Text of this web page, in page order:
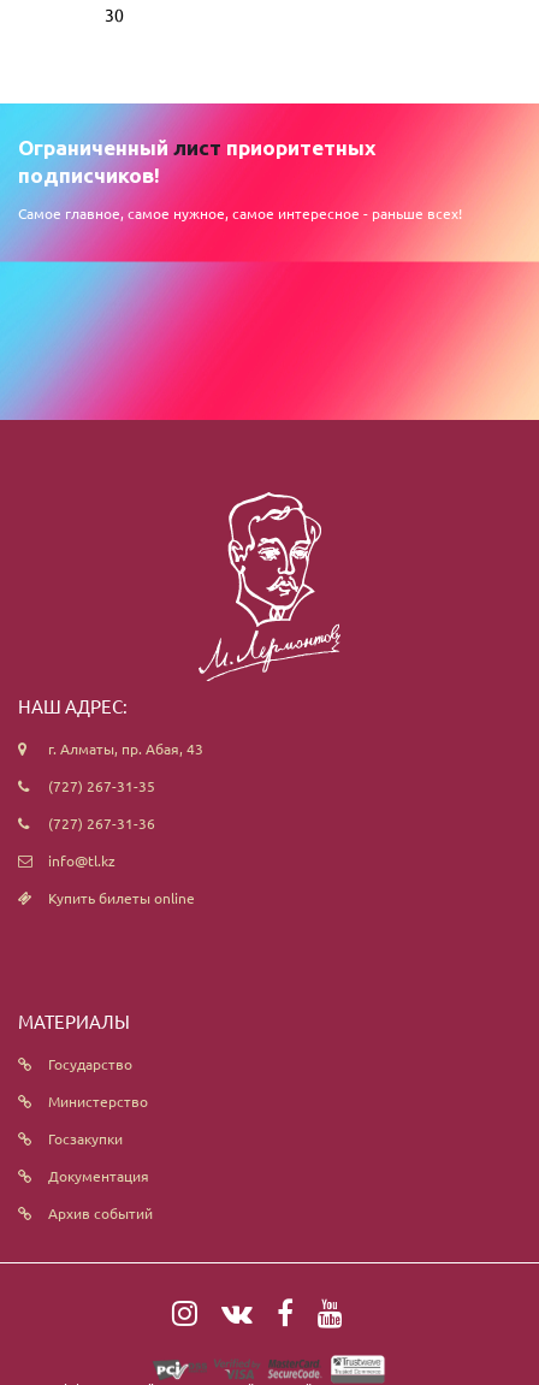
30
Ограниченный лист приоритетных
подписчиков!
Самое главное, самое нужное, самое интересное - раньше всех!
НАШ АДРЕС:
г. Алматы, пр. Абая, 43
(727) 267-31-35
(727) 267-31-36
info@tl.kz
Купить билеты online
МАТЕРИАЛЫ
Государство
Министерство
Госзакупки
Документация
Архив событий